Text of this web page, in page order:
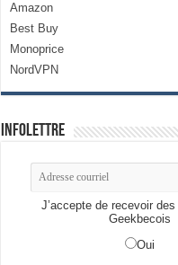
Amazon
Best Buy
Monoprice
NordVPN
Infolettre
J’accepte de recevoir
Geekbecois
Oui